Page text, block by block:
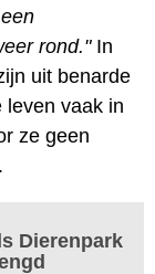
rond."In
uit benarde
leven vaak in
ze geen
Dierenpark